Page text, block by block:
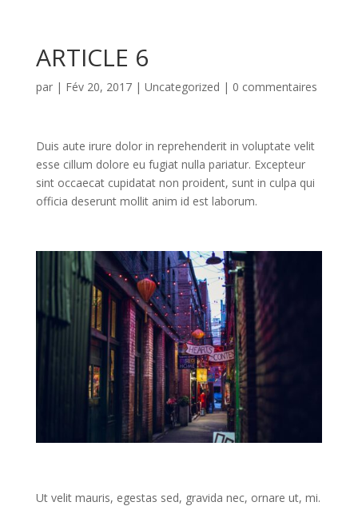
ARTICLE 6
par | Fév 20, 2017| Uncategorized | 0 commentaires
Duis aute irure dolor in reprehenderit in voluptate velit
esse cillum dolore eu fugiat nulla pariatur. Excepteur
sint occaecat cupidatat non proident, sunt in culpa qui
officia deserunt mollit anim id est laborum.
Ut velit mauris, egestas sed, gravida nec, ornare ut, mi.